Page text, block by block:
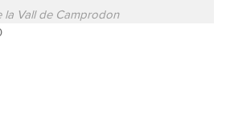
la Vall de Camprodon